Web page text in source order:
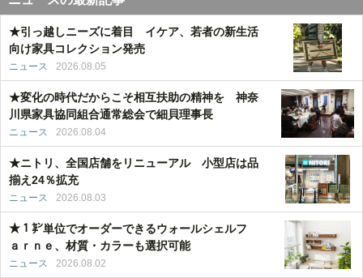
★引っ越しニーズに着目 イケア、若者の新生活
向け家具コレクション発売
ニュース 2026.08.05
★変化の時代だからこそ相互扶助の精神を 神奈
川県家具協同組合通常総会で細貝理事長
ニュース 2026.08.04
★ニトリ、全国店舗をリニューアル 小型店は品
揃え24％拡充
ニュース 2026.08.03
★１㌢単位でオーダーできるウォールシェルフ
ａｒｎｅ、材質・カラーも選択可能
ニュース 2026.08.02